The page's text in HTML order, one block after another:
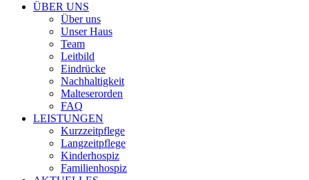
ÜBER UNS
Über uns
Unser Haus
Team
Leitbild
Eindrücke
Nachhaltigkeit
Malteserorden
FAQ
LEISTUNGEN
Kurzzeitpflege
Langzeitpflege
Kinderhospiz
Familienhospiz